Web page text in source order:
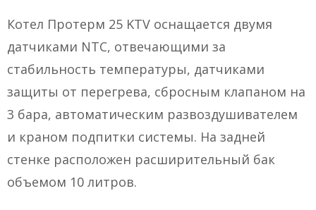
Котел Протерм 25 KTV оснащается двумя
датчиками NTC, отвечающими за
стабильность температуры, датчиками
защиты от перегрева, сбросным клапаном на
3 бара, автоматическим развоздушивателем
и краном подпитки системы. На задней
стенке расположен расширительный бак
объемом 10 литров.